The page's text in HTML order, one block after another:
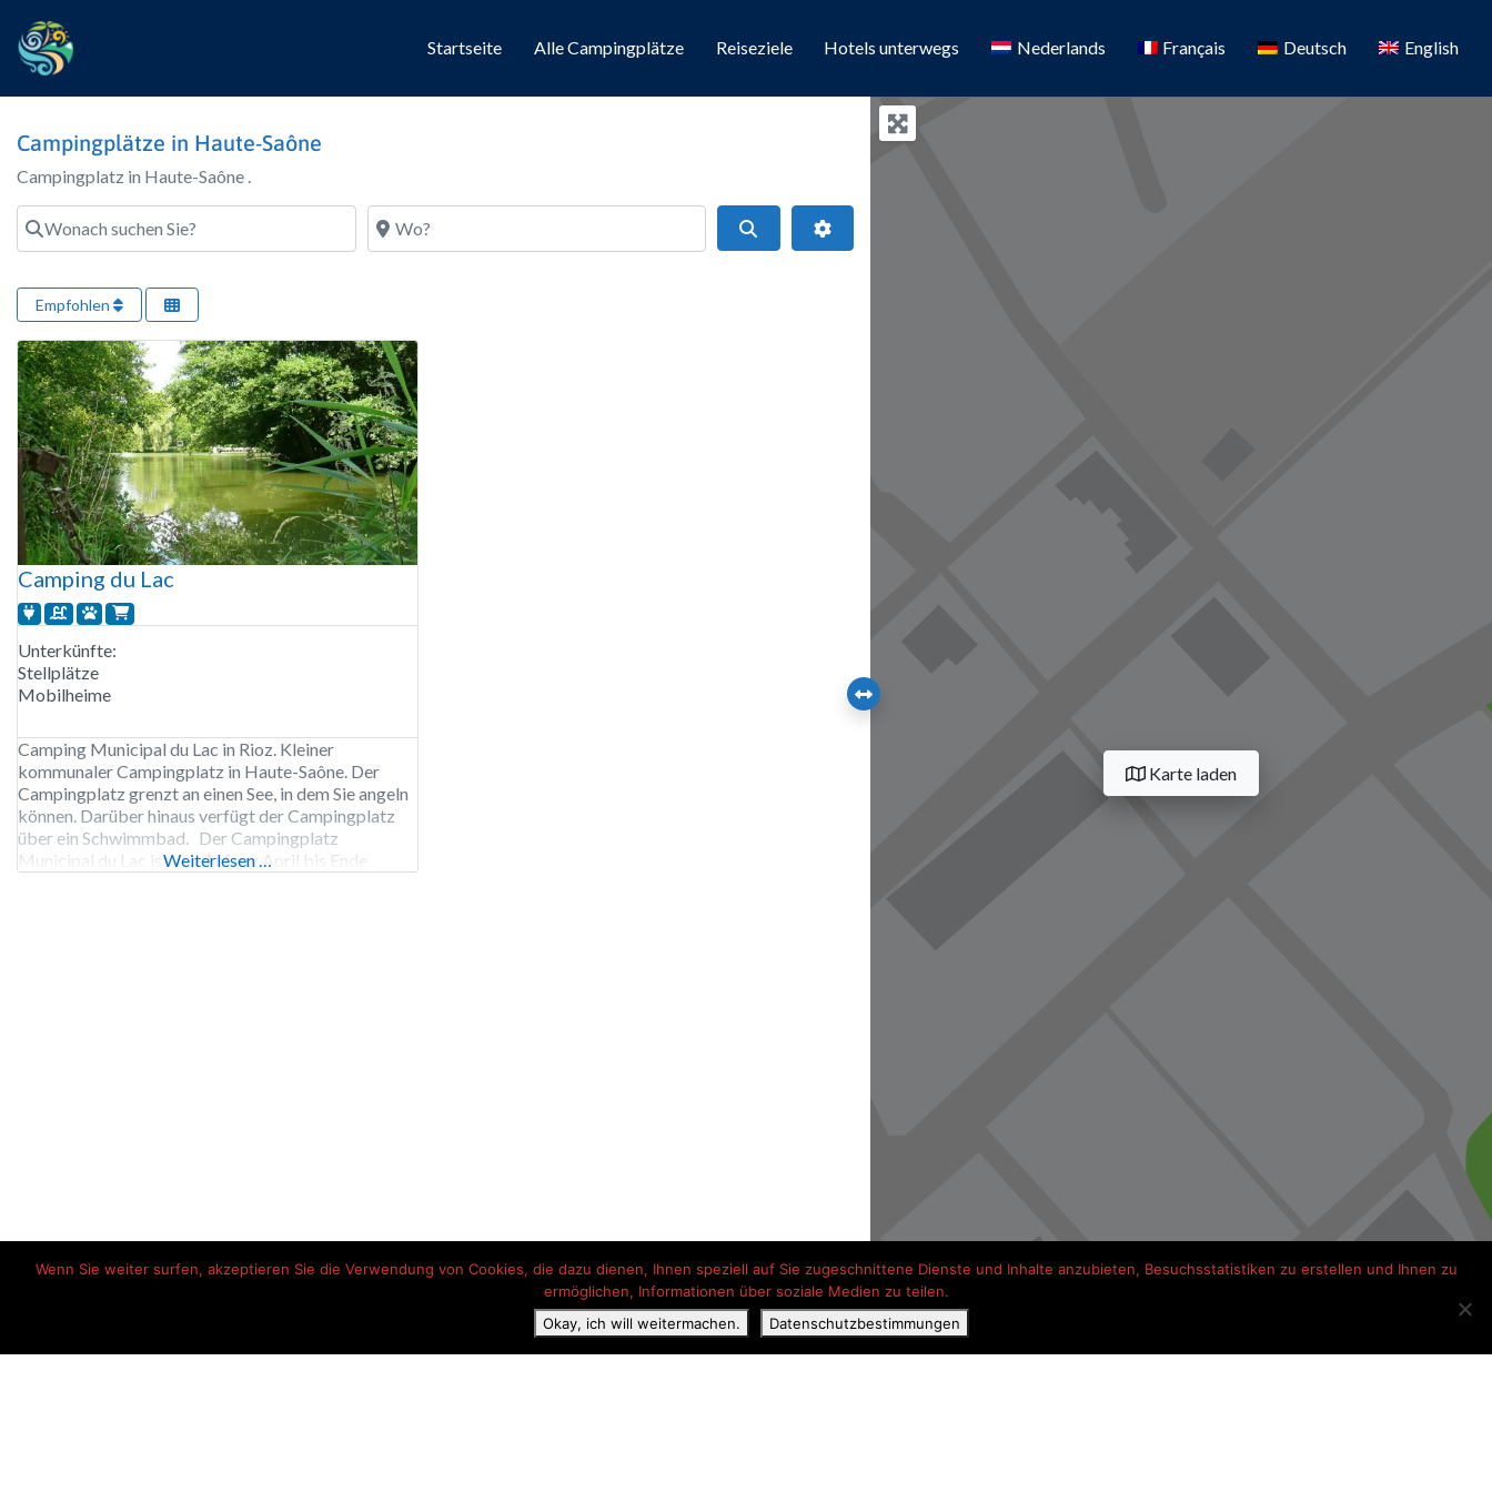
Startseite Alle Campingplätze Reiseziele Hotels unterwegs Nederlands Français Deutsch English
Campingplätze in Haute-Saône
Campingplatz in Haute-Saône .
Wonach suchen Sie?
Wo?
Erweiterte Filter
Empfohlen
Camping du Lac
Unterkünfte:
Stellplätze
Mobilheime
Camping Municipal du Lac in Rioz. Kleiner
kommunaler Campingplatz in Haute-Saône. Der
Campingplatz grenzt an einen See, in dem Sie angeln
können. Darüber hinaus verfügt der Campingplatz
über ein Schwimmbad. Der Campingplatz
Municipal du Lac ist von Anfang April bis Ende
Weiterlesen …
Karte laden
Wenn Sie weiter surfen, akzeptieren Sie die Verwendung von Cookies, die dazu dienen, Ihnen speziell auf Sie zugeschnittene Dienste und Inhalte anzubieten, Besuchsstatistiken zu erstellen und Ihnen zu
ermöglichen, Informationen über soziale Medien zu teilen.
Okay, ich will weitermachen.
Datenschutzbestimmungen